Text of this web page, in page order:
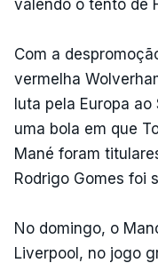
valendo o tento de
Com a
vermelha
luta pela Europa
uma bola em que
Mané foram
Rodrigo Gomes foi
No domingo, o
Liverpool, no jogo